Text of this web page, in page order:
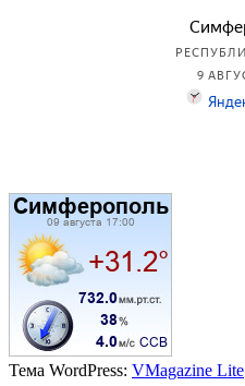
Тема WordPress: VMagazine Lite